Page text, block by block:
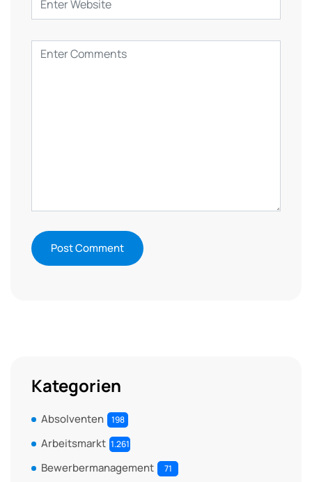
Kategorien
Absolventen 198
Arbeitsmarkt 1.261
Bewerbermanagement 71